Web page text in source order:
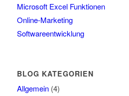
Microsoft Excel Funktionen
Online-Marketing
Softwareentwicklung
BLOG KATEGORIEN
Allgemein(4)